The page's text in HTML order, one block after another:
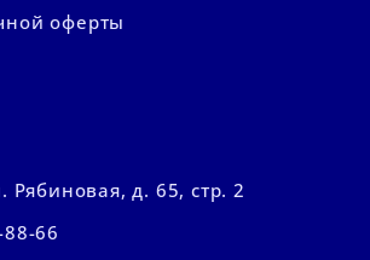
оферты
Рябиновая, д. 65, стр. 2
66